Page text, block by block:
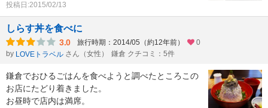
投稿日:2015/02/13
しらす丼を食べに
3.0 旅行時期：2014/05（約12年前）
0
by LOVEトラベル さん（女性） 鎌倉 クチコミ：5件
鎌倉でおひるごはんを食べようと調べたところこの
お店にたどり着きました。
お昼時で店内は満席。